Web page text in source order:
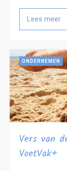
Lees meer
ONDERNEMEN
Vers van
VoetVak+